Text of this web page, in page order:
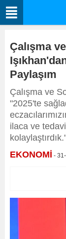
Çalışma
Paylaşım
Çalışma ve
"2025'te
ilaca ve
EKONOMİ -